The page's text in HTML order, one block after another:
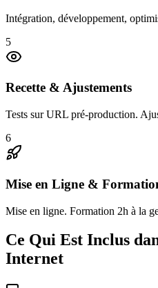
Intégration, développement,
5
Recette & Ajustements
Tests sur URL pré-production.
6
Mise en Ligne &
Mise en ligne. Formation 2h à la
Ce Qui Est Inclus
Internet